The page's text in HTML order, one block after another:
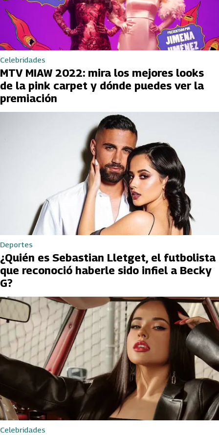
Celebridades
MTV MIAW 2022: mira los mejores looks
de la pink carpet y dónde puedes ver la
premiación
Deportes
¿Quién es Sebastian Lletget, el futbolista
que reconoció haberle sido infiel a Becky
G?
Celebridades